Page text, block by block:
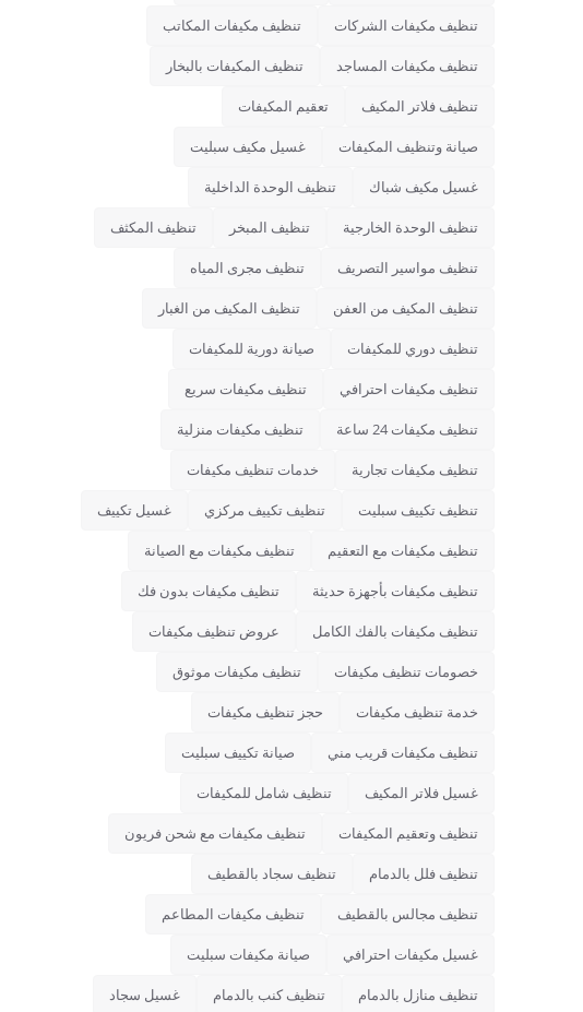
تنظيف مكيفات الشركات تنظيف مكيفات المكاتب
تنظيف مكيفات المساجد تنظيف المكيفات بالبخار
تنظيف فلاتر المكيف تعقيم المكيفات
صيانة وتنظيف المكيفات غسيل مكيف سبليت
غسيل مكيف شباك تنظيف الوحدة الداخلية
تنظيف الوحدة الخارجية تنظيف المبخر تنظيف المكثف
تنظيف مواسير التصريف تنظيف مجرى المياه
تنظيف المكيف من العفن تنظيف المكيف من الغبار
تنظيف دوري للمكيفات صيانة دورية للمكيفات
تنظيف مكيفات احترافي تنظيف مكيفات سريع
تنظيف مكيفات 24 ساعة تنظيف مكيفات منزلية
تنظيف مكيفات تجارية خدمات تنظيف مكيفات
تنظيف تكييف سبليت تنظيف تكييف مركزي غسيل تكييف
تنظيف مكيفات مع التعقيم تنظيف مكيفات مع الصيانة
تنظيف مكيفات بأجهزة حديثة تنظيف مكيفات بدون فك
تنظيف مكيفات بالفك الكامل عروض تنظيف مكيفات
خصومات تنظيف مكيفات تنظيف مكيفات موثوق
خدمة تنظيف مكيفات حجز تنظيف مكيفات
تنظيف مكيفات قريب مني صيانة تكييف سبليت
غسيل فلاتر المكيف تنظيف شامل للمكيفات
تنظيف وتعقيم المكيفات تنظيف مكيفات مع شحن فريون
تنظيف فلل بالدمام تنظيف سجاد بالقطيف
تنظيف مجالس بالقطيف تنظيف مكيفات المطاعم
غسيل مكيفات احترافي صيانة مكيفات سبليت
تنظيف منازل بالدمام تنظيف كنب بالدمام غسيل سجاد